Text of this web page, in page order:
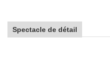
Spectacle de détail